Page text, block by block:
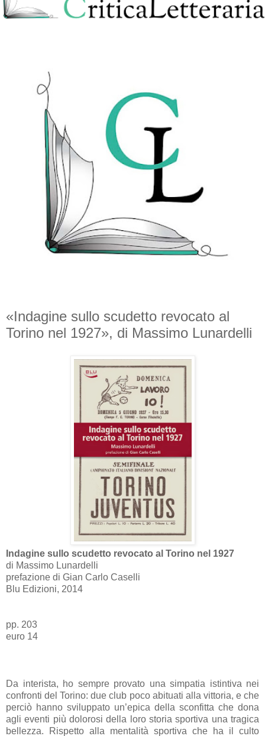
«Indagine sullo scudetto revocato al
Torino nel 1927», di Massimo Lunardelli
Indagine sullo scudetto revocato al Torino nel 1927
di Massimo Lunardelli
prefazione di Gian Carlo Caselli
Blu Edizioni, 2014
pp. 203
euro 14
Da interista, ho sempre provato una simpatia istintiva nei
confronti del Torino: due club poco abituati alla vittoria, e che
perciò hanno sviluppato un’epica della sconfitta che dona
agli eventi più dolorosi della loro storia sportiva una tragica
bellezza. Rispetto alla mentalità sportiva che ha il culto